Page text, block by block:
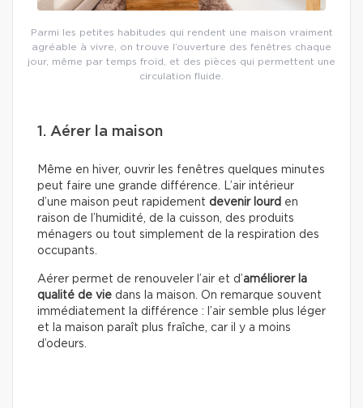
Parmi les petites habitudes qui rendent une maison vraiment
agréable à vivre, on trouve l’ouverture des fenêtres chaque
jour, même par temps froid, et des pièces qui permettent une
circulation fluide.
1. Aérer la maison
Même en hiver, ouvrir les fenêtres quelques minutes
peut faire une grande différence. L’air intérieur
d’une maison peut rapidement devenir lourd en
raison de l’humidité, de la cuisson, des produits
ménagers ou tout simplement de la respiration des
occupants.
Aérer permet de renouveler l’air et d’améliorer la
qualité de vie dans la maison. On remarque souvent
immédiatement la différence : l’air semble plus léger
et la maison paraît plus fraîche, car il y a moins
d’odeurs.